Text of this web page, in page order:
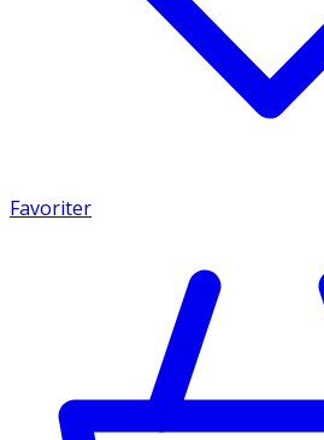
Favoriter